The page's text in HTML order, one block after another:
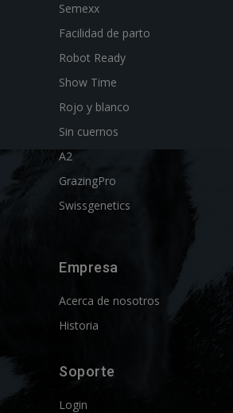
Semexx
Facilidad de parto
Robot Ready
Show Time
Rojo y blanco
Sin cuernos
A2
GrazingPro
Swissgenetics
Empresa
Acerca de nosotros
Historia
Soporte
Login